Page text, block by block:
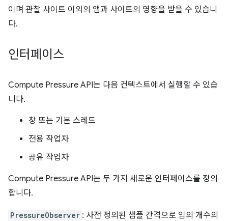
이며 관찰 사이트 이외의 앱과 사이트의 영향을 받을 수 있습니
다.
인터페이스
Compute Pressure API는 다음 컨텍스트에서 실행할 수 있습
니다.
창 또는 기본 스레드
전용 작업자
공유 작업자
Compute Pressure API는 두 가지 새로운 인터페이스를 정의
합니다.
PressureObserver : 사전 정의된 샘플 간격으로 임의 개수의